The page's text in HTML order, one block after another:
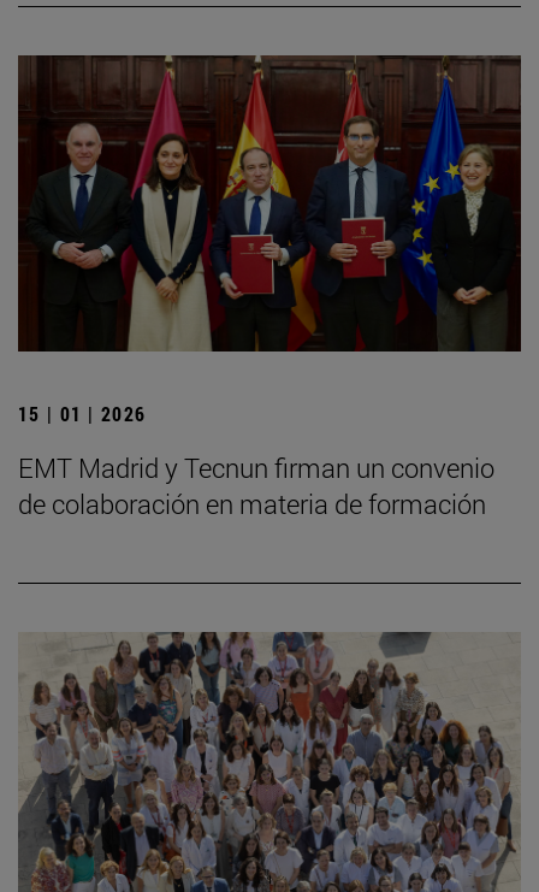
15 | 01 | 2026
EMT Madrid y Tecnun firman un convenio
de colaboración en materia de formación